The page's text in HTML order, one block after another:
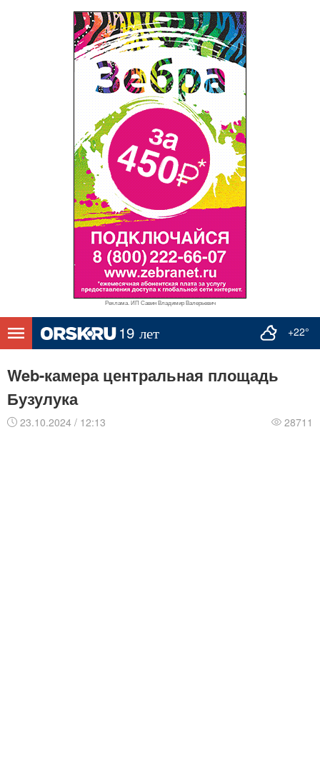
Реклама. ИП Савин Владимир Валерьевич
+22°
Web-камера центральная площадь
Бузулука
23.10.2024 / 12:13 28711